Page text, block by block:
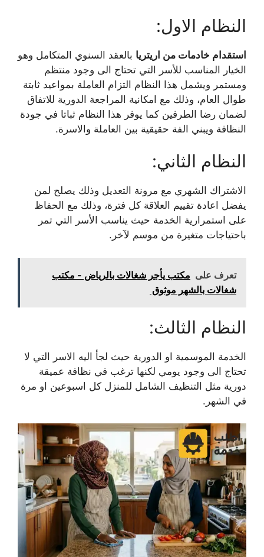
النظام الاول:
استقدام خادمات من اريتريا بالعقد السنوي المتكامل وهو
الخيار المناسب للأسر التي تحتاج الى وجود منتظم
ومستمر ويشمل هذا النظام التزام العاملة بمواعيد ثابتة
طوال العام، وذلك مع امكانية المراجعة الدورية للاتفاق
لضمان رضا الطرفين كما يوفر هذا النظام ثباتا في جودة
النظافة ويبني الفة حقيقية بين العاملة والاسرة.
النظام الثاني:
الاشتراك الشهري مع مرونة التعديل وذلك يصلح لمن
يفضل اعادة تقييم العلاقة كل فترة، وذلك مع الحفاظ
على استمرارية الخدمة حيث يناسب الأسر التي تمر
باحتياجات متغيرة من موسم لآخر.
تعرف على مكتب يأجر شغالات بالرياض - مكتب
شغالات بالشهر موثوق
النظام الثالث:
الخدمة الموسمية او الدورية حيث لجأ اليه الاسر التي لا
تحتاج الى وجود يومي لكنها ترغب في نظافة عميقة
دورية مثل التنظيف الشامل للمنزل كل اسبوعين او مرة
في الشهر.